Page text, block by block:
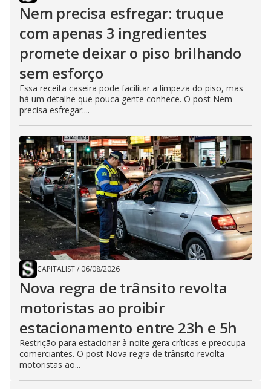
Nem precisa esfregar: truque
com apenas 3 ingredientes
promete deixar o piso brilhando
sem esforço
Essa receita caseira pode facilitar a limpeza do piso, mas
há um detalhe que pouca gente conhece. O post Nem
precisa esfregar:...
CAPITALIST/ 06/08/2026
Nova regra de trânsito revolta
motoristas ao proibir
estacionamento entre 23h e 5h
Restrição para estacionar à noite gera críticas e preocupa
comerciantes. O post Nova regra de trânsito revolta
motoristas ao...